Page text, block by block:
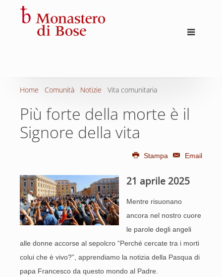
Home Comunità Notizie Vita comunitaria
Più forte della morte è il
Signore della vita
Stampa Email
21 aprile 2025
Mentre risuonano
ancora nel nostro cuore
le parole degli angeli
alle donne accorse al sepolcro “Perché cercate tra i morti
colui che è vivo?”, apprendiamo la notizia della Pasqua di
papa Francesco da questo mondo al Padre.